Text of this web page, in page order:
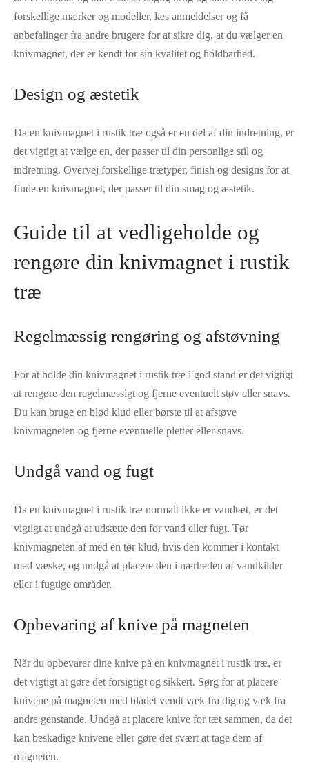
forskellige mærker og modeller, læs anmeldelser og få
anbefalinger fra andre brugere for at sikre dig, at du vælger en
knivmagnet, der er kendt for sin kvalitet og holdbarhed.
Design og æstetik
Da en knivmagnet i rustik træ også er en del af din indretning, er
det vigtigt at vælge en, der passer til din personlige stil og
indretning. Overvej forskellige trætyper, finish og designs for at
finde en knivmagnet, der passer til din smag og æstetik.
Guide til at vedligeholde og
rengøre din knivmagnet i rustik
træ
Regelmæssig rengøring og afstøvning
For at holde din knivmagnet i rustik træ i god stand er det vigtigt
at rengøre den regelmæssigt og fjerne eventuelt støv eller snavs.
Du kan bruge en blød klud eller børste til at afstøve
knivmagneten og fjerne eventuelle pletter eller snavs.
Undgå vand og fugt
Da en knivmagnet i rustik træ normalt ikke er vandtæt, er det
vigtigt at undgå at udsætte den for vand eller fugt. Tør
knivmagneten af med en tør klud, hvis den kommer i kontakt
med væske, og undgå at placere den i nærheden af vandkilder
eller i fugtige områder.
Opbevaring af knive på magneten
Når du opbevarer dine knive på en knivmagnet i rustik træ, er
det vigtigt at gøre det forsigtigt og sikkert. Sørg for at placere
knivene på magneten med bladet vendt væk fra dig og væk fra
andre genstande. Undgå at placere knive for tæt sammen, da det
kan beskadige knivene eller gøre det svært at tage dem af
magneten.